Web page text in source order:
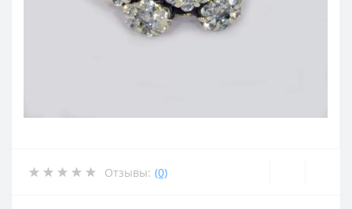
Отзывы: (0)